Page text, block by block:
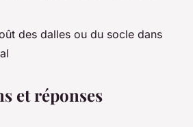
des dalles ou du socle dans
et réponses